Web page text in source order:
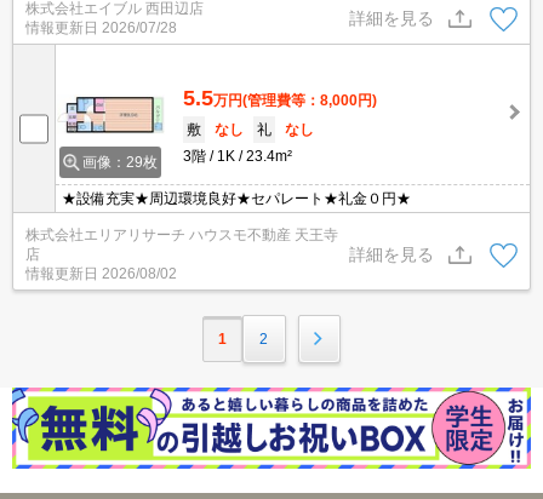
株式会社エイブル 西田辺店
情報更新日 2026/07/28
詳細を見る
画像：29枚
5.5万円(管理費等：8,000円)
敷
なし 礼
なし
3階
1K 23.4m²
★設備充実★周辺環境良好★セパレート★礼金０円★
株式会社エリアリサーチ ハウスモ不動産 天王寺
店
情報更新日 2026/08/02
詳細を見る
1 2